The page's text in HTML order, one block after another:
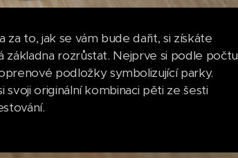
to, jak se vám bude dařit, si získáte
základna rozrůstat. Nejprve si podle počtu
podložky symbolizující parky.
svoji originální kombinaci pěti ze šesti